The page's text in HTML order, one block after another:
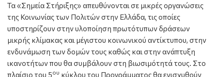
Τα «Σημεία Στήριξης» απευθύνονται σε μικρές οργανώσεις
της Κοινωνίας των Πολιτών στην Ελλάδα, τις οποίες
υποστηρίζουν στην υλοποίηση πρωτότυπων δράσεων
μικρής κλίμακας και μέγιστου κοινωνικού αντίκτυπου, στην
ενδυνάμωση των δομών τους καθώς και στην ανάπτυξη
ικανοτήτων που θα συμβάλουν στη βιωσιμότητά τους. Στο
πλαίσιο του 5ου κύκλου του Προγράμματος θα ενισχυθούν